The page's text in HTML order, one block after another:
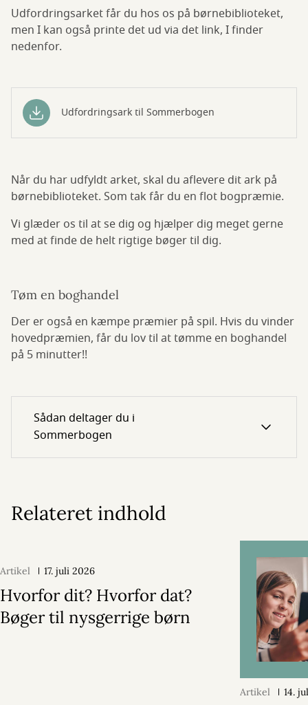
Udfordringsarket får du hos os på børnebiblioteket,
men I kan også printe det ud via det link, I finder
nedenfor.
Udfordringsark til Sommerbogen
Når du har udfyldt arket, skal du aflevere dit ark på
børnebiblioteket. Som tak får du en flot bogpræmie.
Vi glæder os til at se dig og hjælper dig meget gerne
med at finde de helt rigtige bøger til dig.
Tøm en boghandel
Der er også en kæmpe præmier på spil. Hvis du vinder
hovedpræmien, får du lov til at tømme en boghandel
på 5 minutter!!
Sådan deltager du i
Sommerbogen
Relateret indhold
Artikel 17. juli 2026
Hvorfor dit? Hvorfor dat?
Bøger til nysgerrige børn
Artikel 14.